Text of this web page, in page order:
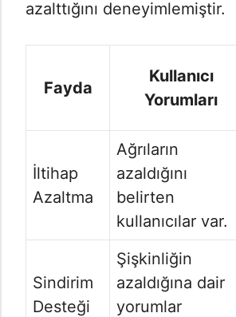
azalttığını deneyimlemiştir.
Fayda
Kullanıcı
Yorumları
İltihap
Azaltma
Ağrıların
azaldığını
belirten
kullanıcılar var.
Sindirim
Desteği
Şişkinliğin
azaldığına dair
yorumlar